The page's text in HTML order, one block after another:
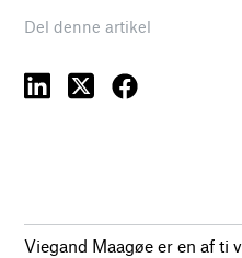
Del denne artikel
Viegand Maagøe er en af ti